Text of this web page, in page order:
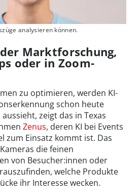
analysieren können.
Marktforschung,
oder in Zoom-
zu optimieren, werden KI-
schon heute
zeigt das in Texas
Zenus, deren KI bei Events
zum Einsatz kommt ist. Das
die feinen
von Besucher:innen oder
welche Produkte
ihr Interesse wecken.